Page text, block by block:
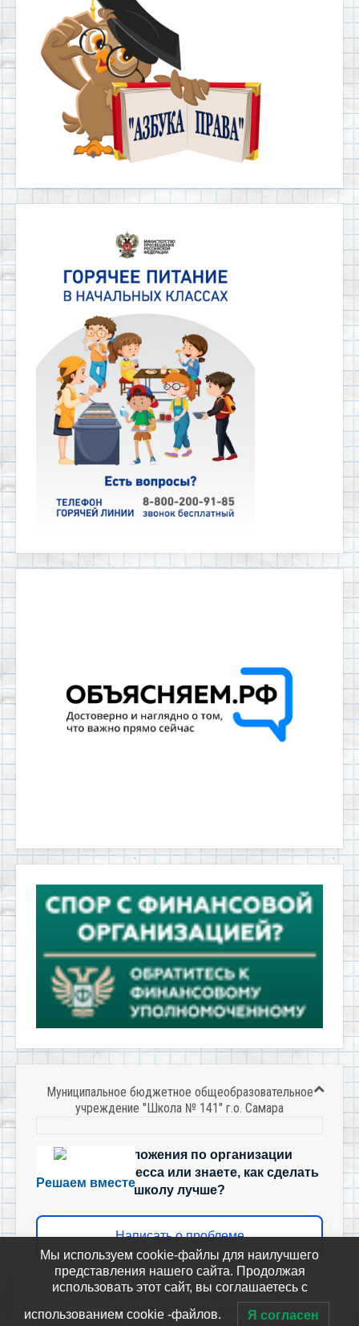
Муниципальное бюджетное общеобразовательное
учреждение "Школа № 141" г.о. Самара
Решаем вместе
Есть предложения по организации
учебного процесса или знаете, как сделать
школу лучше?
Написать о проблеме
Политика-оператора-персональных-данных-в-отношении-
обработки-персональных-данных
Мы используем cookie-файлы для наилучшего
представления нашего сайта. Продолжая
использовать этот сайт, вы соглашаетесь с
использованием cookie -файлов. Я согласен